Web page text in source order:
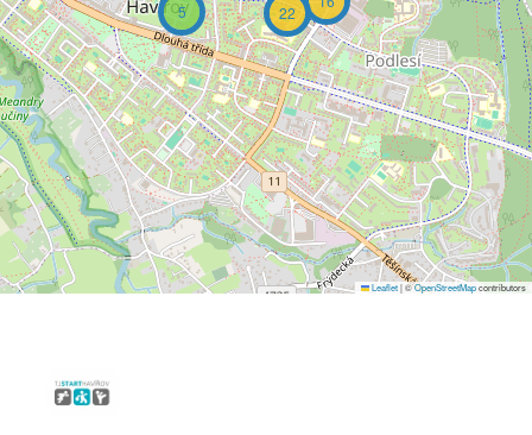
22
5
Leaflet|©OpenStreetMapcontributors